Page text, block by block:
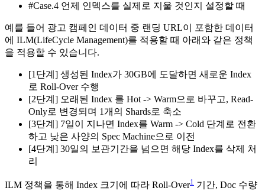
#Case.4 언제 인덱스를 실제로 지울 것인지 설정할 때
예를 들어 광고 캠페인 데이터 중 랜딩 URL이 포함한 데이터
에 ILM(LifeCycle Management)를 적용할 때 아래와 같은 정책
을 적용할 수 있습니다.
[1단계] 생성된 Index가 30GB에 도달하면 새로운 Index
로 Roll-Over 수행
[2단계] 오래된 Index 를 Hot -> Warm으로 바꾸고, Read-
Only로 변경되며 1개의 Shards로 축소
[3단계] 7일이 지나면 Index를 Warm -> Cold 단계로 전환
하고 낮은 사양의 Spec Machine으로 이전
[4단계] 30일의 보관기간을 넘으면 해당 Index를 삭제 처
리
ILM 정책을 통해 Index 크기에 따라 Roll-Over1 기간, Doc 수량